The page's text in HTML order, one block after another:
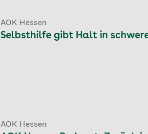
AOK Hessen
Selbsthilfe gibt Halt in
AOK Hessen